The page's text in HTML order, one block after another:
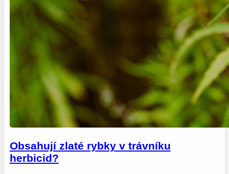
Obsahují zlaté rybky v trávníku
herbicid?